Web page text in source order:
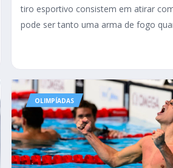
tiro esportivo consistem em atirar
pode ser tanto uma arma de fogo
OLIMPÍADAS